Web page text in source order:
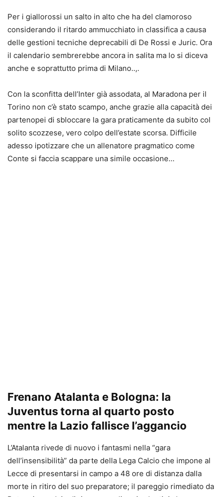
Per i giallorossi un salto in alto che ha del clamoroso
considerando il ritardo ammucchiato in classifica a causa
delle gestioni tecniche deprecabili di De Rossi e Juric. Ora
il calendario sembrerebbe ancora in salita ma lo si diceva
anche e soprattutto prima di Milano..,.
Con la sconfitta dell’Inter già assodata, al Maradona per il
Torino non c’è stato scampo, anche grazie alla capacità dei
partenopei di sbloccare la gara praticamente da subito col
solito scozzese, vero colpo dell’estate scorsa. Difficile
adesso ipotizzare che un allenatore pragmatico come
Conte si faccia scappare una simile occasione…
Frenano Atalanta e Bologna: la
Juventus torna al quarto posto
mentre la Lazio fallisce l’aggancio
L’Atalanta rivede di nuovo i fantasmi nella “gara
dell’insensibilità” da parte della Lega Calcio che impone al
Lecce di presentarsi in campo a 48 ore di distanza dalla
morte in ritiro del suo preparatore; il pareggio rimediato da